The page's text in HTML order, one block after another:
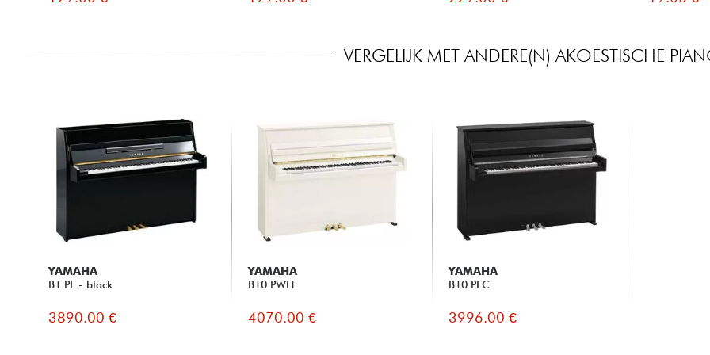
VERGELIJK MET ANDERE(N) AKOESTISCHE
YAMAHA
B1 PE - black
3890.00 €
YAMAHA
B10 PWH
4070.00 €
YAMAHA
B10 PEC
3996.00 €